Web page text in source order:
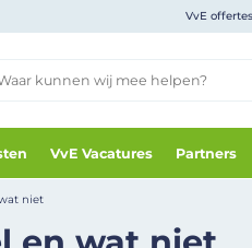
VvE
VvE Vacatures Partners
niet